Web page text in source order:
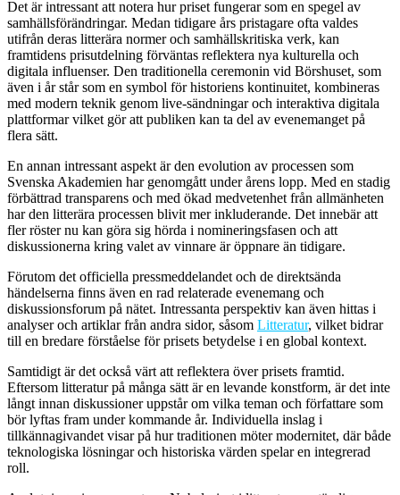
Det är intressant att notera hur priset fungerar som en spegel av
samhällsförändringar. Medan tidigare års pristagare ofta valdes
utifrån deras litterära normer och samhällskritiska verk, kan
framtidens prisutdelning förväntas reflektera nya kulturella och
digitala influenser. Den traditionella ceremonin vid Börshuset, som
även i år står som en symbol för historiens kontinuitet, kombineras
med modern teknik genom live-sändningar och interaktiva digitala
plattformar vilket gör att publiken kan ta del av evenemanget på
flera sätt.
En annan intressant aspekt är den evolution av processen som
Svenska Akademien har genomgått under årens lopp. Med en stadig
förbättrad transparens och med ökad medvetenhet från allmänheten
har den litterära processen blivit mer inkluderande. Det innebär att
fler röster nu kan göra sig hörda i nomineringsfasen och att
diskussionerna kring valet av vinnare är öppnare än tidigare.
Förutom det officiella pressmeddelandet och de direktsända
händelserna finns även en rad relaterade evenemang och
diskussionsforum på nätet. Intressanta perspektiv kan även hittas i
analyser och artiklar från andra sidor, såsom Litteratur, vilket bidrar
till en bredare förståelse för prisets betydelse i en global kontext.
Samtidigt är det också värt att reflektera över prisets framtid.
Eftersom litteratur på många sätt är en levande konstform, är det inte
långt innan diskussioner uppstår om vilka teman och författare som
bör lyftas fram under kommande år. Individuella inslag i
tillkännagivandet visar på hur traditionen möter modernitet, där både
teknologiska lösningar och historiska värden spelar en integrerad
roll.